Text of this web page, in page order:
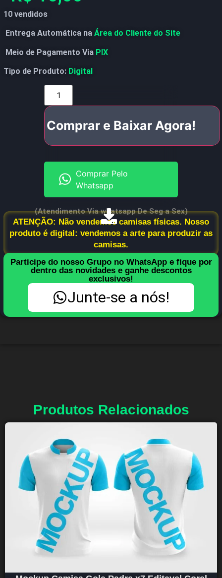
10 vendidos
Entrega Automática na Área do Cliente do Site
Meio de Pagamento Via PIX
Tipo de Produto: Digital
Comprar e Baixar Agora!
Comprar Pelo
Whatsapp
(Atendimento Via whatsapp De Seg a Sex)
ATENÇÃO: Não vendemos camisas físicas. Nosso
produto é digital: vendemos a arte para produzir as
camisas.
Participe do nosso Grupo no WhatsApp e fique por
dentro das novidades e ganhe descontos
exclusivos!
Junte-se a nós!
Produtos Relacionados